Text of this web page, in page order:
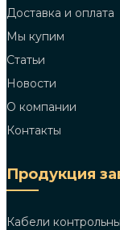
Доставка и оплата
Мы купим
Статьи
Новости
О компании
Контакты
Продукция
Кабели